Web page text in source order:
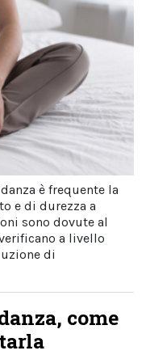
è frequente la
e di durezza a
sono dovute al
a livello
di
come